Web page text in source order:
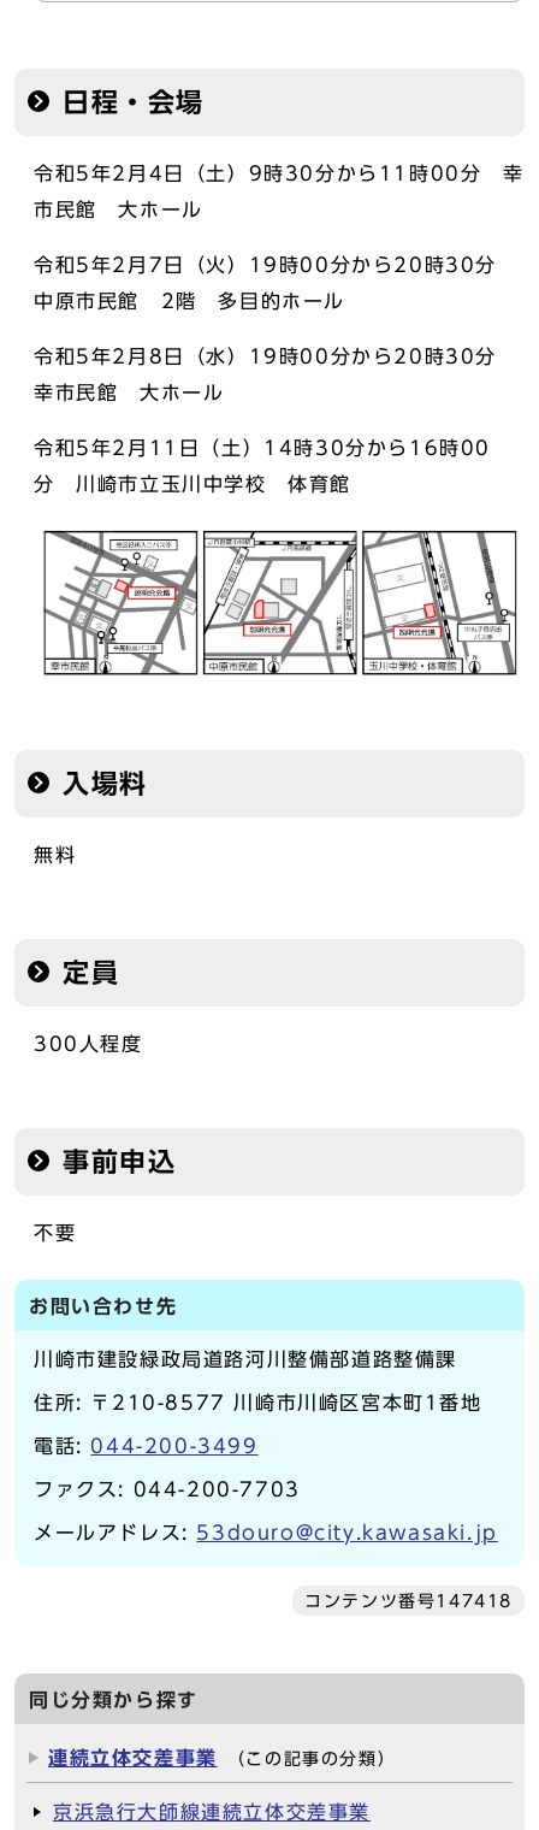
日程・会場
令和5年2月4日（土）9時30分から11時00分 幸
市民館 大ホール
令和5年2月7日（火）19時00分から20時30分
中原市民館 2階 多目的ホール
令和5年2月8日（水）19時00分から20時30分
幸市民館 大ホール
令和5年2月11日（土）14時30分から16時00
分 川崎市立玉川中学校 体育館
入場料
無料
定員
300人程度
事前申込
不要
お問い合わせ先
川崎市建設緑政局道路河川整備部道路整備課
住所: 〒210-8577 川崎市川崎区宮本町1番地
電話: 044-200-3499
ファクス: 044-200-7703
メールアドレス: 53douro@city.kawasaki.jp
コンテンツ番号147418
同じ分類から探す
連続立体交差事業 （この記事の分類）
京浜急行大師線連続立体交差事業